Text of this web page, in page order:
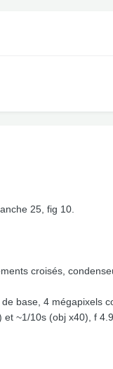
25, fig 10.
croisés,
base, 4 mégapixels
et ~1/10s (obj x40), f 4.9